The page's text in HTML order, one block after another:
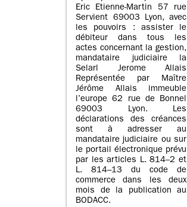
Eric Etienne-Martin 57 rue
Servient 69003 Lyon, avec
les pouvoirs : assister le
débiteur dans tous les
actes concernant la gestion,
mandataire judiciaire la
Selarl Jerome Allais
Représentée par Maître
Jérôme Allais immeuble
l’europe 62 rue de Bonnel
69003 Lyon. Les
déclarations des créances
sont à adresser au
mandataire judiciaire ou sur
le portail électronique prévu
par les articles L. 814–2 et
L. 814–13 du code de
commerce dans les deux
mois de la publication au
BODACC.